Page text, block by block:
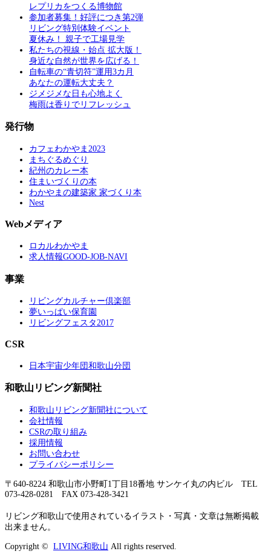
レプリカをつくる博物館
参加者募集！好評につき第2弾
リビング特別体験イベント
夏休み！ 親子で工場見学
私たちの視線・始点 拡大版！
身近な自然が世界を広げる！
自転車の“青切符”運用3カ月
あなたの運転大丈夫？
ジメジメな日も心地よく
梅雨は香りでリフレッシュ
発行物
カフェわかやま2023
まちぐるめぐり
紀州のカレー本
住まいづくりの本
わかやまの建築家 家づくり本
Nest
Webメディア
ロカルわかやま
求人情報GOOD-JOB-NAVI
事業
リビングカルチャー倶楽部
夢いっぱい保育園
リビングフェスタ2017
CSR
日本宇宙少年団和歌山分団
和歌山リビング新聞社
和歌山リビング新聞社について
会社情報
CSRの取り組み
採用情報
お問い合わせ
プライバシーポリシー
〒640-8224 和歌山市小野町1丁目18番地 サンケイ丸の内ビル TEL
073-428-0281 FAX 073-428-3421
リビング和歌山で使用されているイラスト・写真・文章は無断掲載
出来ません。
Copyright © LIVING和歌山 All rights reserved.